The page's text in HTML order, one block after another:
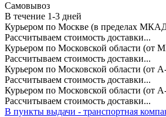
Самовывоз
В течение 1-3 дней
Курьером по Москве (в пределах
Рассчитываем стоимость доставки...
Курьером по Московской области (от
Рассчитываем стоимость доставки...
Курьером по Московской области (от
Рассчитываем стоимость доставки...
Курьером по Московской области (от
Рассчитываем стоимость доставки...
В пункты выдачи - транспортная